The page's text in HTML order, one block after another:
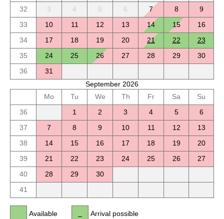
32
3 4 5 6 7 8
9
33
10 11 12 13 14 15
16
34
17 18 19 20 21 22
23
35
24 25 26 27 28 29
30
36
31
September 2026
Mo
Tu We Th Fr Sa
Su
36
1 2 3 4 5
6
37
7 8 9 10 11 12
13
38
14 15 16 17 18 19
20
39
21 22 23 24 25 26
27
40
28 29
30
41
Available Arrival possible